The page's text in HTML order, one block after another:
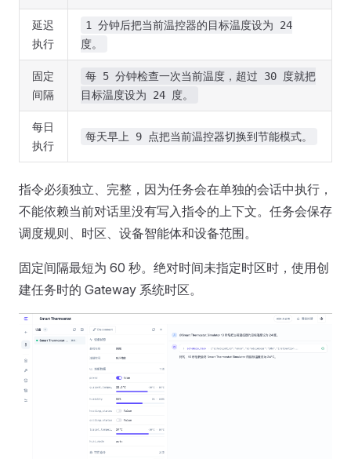
延迟
执行
1 分钟后把当前温控器的目标温度设为 24
度。
固定
间隔
每 5 分钟检查一次当前温度，超过 30 度就把
目标温度设为 24 度。
每日
执行
每天早上 9 点把当前温控器切换到节能模式。
指令必须独立、完整，因为任务会在单独的会话中执行，
不能依赖当前对话里没有写入指令的上下文。任务会保存
调度规则、时区、设备智能体和设备范围。
固定间隔最短为 60 秒。绝对时间未指定时区时，使用创
建任务时的 Gateway 系统时区。